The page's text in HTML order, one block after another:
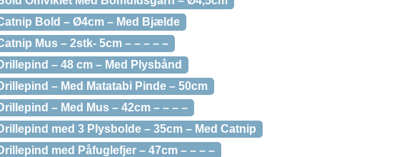
Bold – Ø4cm – Med Bjælde
Mus – 2stk- 5cm – – – – –
– 48 cm – Med Plysbånd
– Med Matatabi Pinde – 50cm
– Med Mus – 42cm – – – –
med 3 Plysbolde – 35cm – Med Catnip
med Påfuglefjer – 47cm – – – –